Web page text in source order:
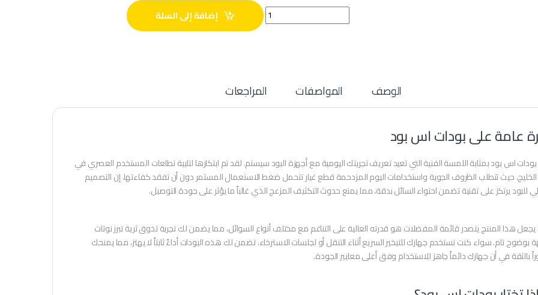
Quantity إضافة إلى السلة
الوصف المواصفات المراجعات
عامة على بودات اس بود
بودات اس بود بمثابة اللمسة الفنية التي تعيد تعريف تجربتك اليومية مع أجهزة البود سيستم. لقد تم ابتكارها لتلبية تطلعات المستخدم العصري في
حيث تتطلب الظروف الجوية واستخدامات اليوم المزدحمة قطع غيار تتحمل ضغط الاستعمال المستمر دون أن تفقد كفاءتها. إن التصميم
للبود يرتكز على تقنية تضمن احتواء السائل بدقة، مما يمنع حدوث التكثيف المزعج الذي غالباً ما يؤثر على جودة التوصيل.
يجعل هذا المنتج يتصدر قائمة المفضلات هو قدرته العالية على التناغم مع مختلف أنواع السوائل، مما يضمن لك تجربة تذوق ثرية تبرز نوتات
بوضوح تام. سواء كنت تستخدم جهازك للتبخير السريع أثناء التنقل أو لجلسات الاسترخاء، تضمن لك هذه البودات أداءً ثابتاً لا يهتز، مما يمنحك
بالثقة في أن جهازك دائماً جاهز للاستخدام وفق أعلى معايير الجودة.